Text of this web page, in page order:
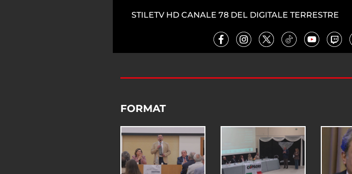
STILETV HD CANALE 78 DEL DIGITALE TERRESTRE
FORMAT